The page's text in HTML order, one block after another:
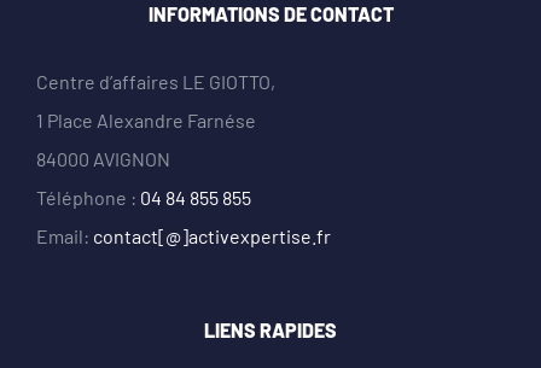
INFORMATIONS DE CONTACT
Centre d’affaires LE GIOTTO,
1 Place Alexandre Farnése
84000 AVIGNON
Téléphone : 04 84 855 855
Email: contact[@]activexpertise.fr
LIENS RAPIDES